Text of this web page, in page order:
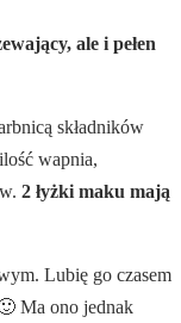
ale i pełen
składników
wapnia,
2 łyżki maku mają
Lubię go czasem
Ma ono jednak